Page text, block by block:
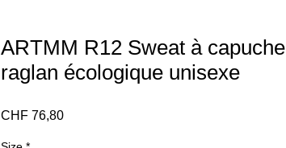
ARTMM R12 Sweat à capuche
raglan écologique unisexe
CHF 76,80Preço